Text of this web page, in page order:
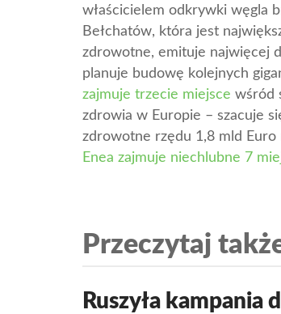
właścicielem odkrywki węgla
Bełchatów, która jest
zdrowotne, emituje najwięcej
planuje budowę kolejnych
zajmuje trzecie miejsce wśród
zdrowia w Europie – szacuje
zdrowotne rzędu 1,8 mld
Enea zajmuje niechlubne 7
Przeczytaj
Ruszyła